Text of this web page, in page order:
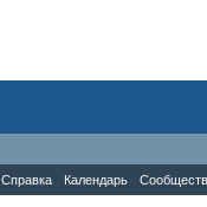
Справка Календарь